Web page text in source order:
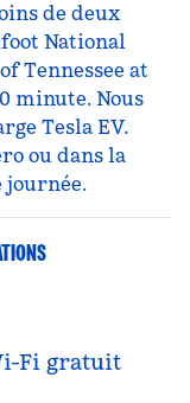
de deux
National
Tennessee at
minute. Nous
Tesla EV.
ou dans la
journée.
Fi gratuit